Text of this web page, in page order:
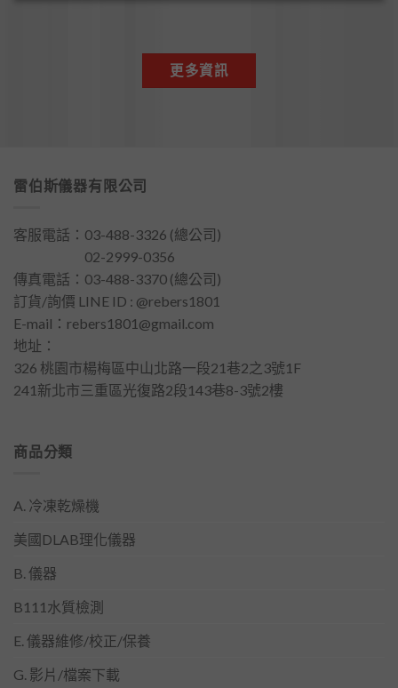
更多資訊
雷伯斯儀器有限公司
客服電話： 03-488-3326 (總公司)
02-2999-0356
傳真電話：03-488-3370 (總公司)
訂貨/詢價 LINE ID : @rebers1801
E-mail： rebers1801@gmail.com
地址：
326 桃園市楊梅區中山北路一段21巷2之3號1F
241新北市三重區光復路2段143巷8-3號2樓
商品分類
A. 冷凍乾燥機
美國DLAB理化儀器
B. 儀器
B111水質檢測
E. 儀器維修/校正/保養
G. 影片/檔案下載